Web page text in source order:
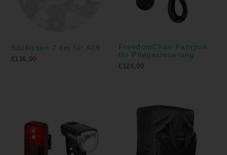
Sitzkissen 7 cm für A09
€116,00
FreedomChair Fahrpult
für Pflegesteuerung
€ 124,00